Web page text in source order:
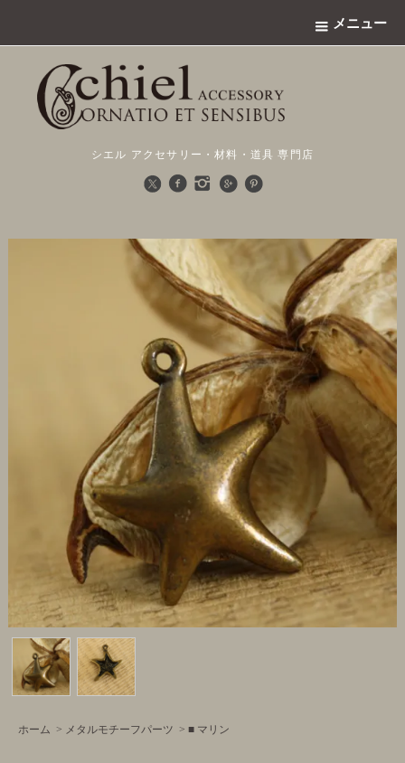
メニュー
シエル アクセサリー・材料・道具 専門店
ホーム > メタルモチーフパーツ > ■ マリン